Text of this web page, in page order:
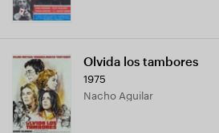
Olvida los tambores
1975
Nacho Aguilar